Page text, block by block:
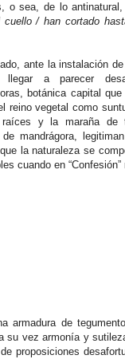
o sea, de lo antinatural,
/ han cortado
ante la instalación
a parecer
botánica capital
reino vegetal como
raíces y la maraña
mandrágora,
la naturaleza se
cuando en “Confesión”
armadura de
su vez armonía y
proposiciones